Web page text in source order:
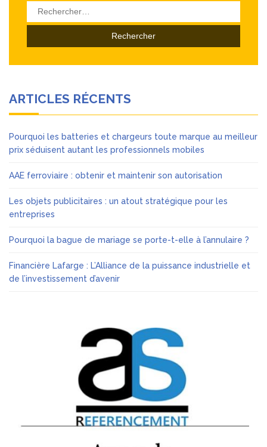
Rechercher :
ARTICLES RÉCENTS
Pourquoi les batteries et chargeurs toute marque au meilleur
prix séduisent autant les professionnels mobiles
AAE ferroviaire : obtenir et maintenir son autorisation
Les objets publicitaires : un atout stratégique pour les
entreprises
Pourquoi la bague de mariage se porte-t-elle à l’annulaire ?
Financière Lafarge : L’Alliance de la puissance industrielle et
de l’investissement d’avenir